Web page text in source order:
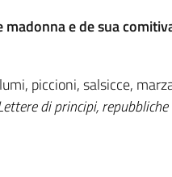
e de sua
piccioni, salsicce,
di principi,